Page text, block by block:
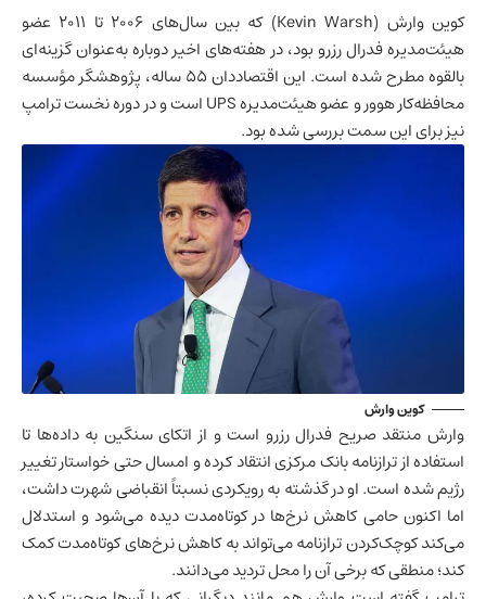
کوین وارش (Kevin Warsh) که بین سال‌های ۲۰۰۶ تا ۲۰۱۱ عضو
هیئت‌مدیره فدرال رزرو بود، در هفته‌های اخیر دوباره به‌عنوان گزینه‌ای
بالقوه مطرح شده است. این اقتصاددان ۵۵ ساله، پژوهشگر مؤسسه
محافظه‌کار هوور و عضو هیئت‌مدیره UPS است و در دوره نخست ترامپ
نیز برای این سمت بررسی شده بود.
کوین وارش
وارش منتقد صریح فدرال رزرو است و از اتکای سنگین به داده‌ها تا
استفاده از ترازنامه بانک مرکزی انتقاد کرده و امسال حتی خواستار تغییر
رژیم شده است. او در گذشته به رویکردی نسبتاً انقباضی شهرت داشت،
اما اکنون حامی کاهش نرخ‌ها در کوتاه‌مدت دیده می‌شود و استدلال
می‌کند کوچک‌کردن ترازنامه می‌تواند به کاهش نرخ‌های کوتاه‌مدت کمک
کند؛ منطقی که برخی آن را محل تردید می‌دانند.